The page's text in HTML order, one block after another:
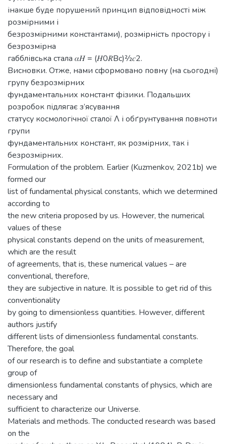
інакше буде порушений принцип відповідності між
розмірними і
безрозмірними константами), розмірність простору і
безрозмірна
габблівська стала 𝛼𝐻 = (𝐻0𝑅Вс)2⁄2𝑐2.
Висновки. Отже, нами сформовано повну (на сьогодні)
групу безрозмірних
фундаментальних констант фізики. Подальших
розробок підлягає з’ясування
статусу космологічної сталої Λ і обґрунтування повноти
групи
фундаментальних констант, як розмірних, так і
безрозмірних.
Formulation of the problem. Earlier (Kuzmenkov, 2021b) we
formed our
list of fundamental physical constants, which we determined
according to
the new criteria proposed by us. However, the numerical
values of these
physical constants depend on the units of measurement,
which are the result
of agreements, that is, these numerical values – are
conventional, therefore,
they are subjective in nature. It is possible to get rid of this
conventionality
by going to dimensionless quantities. However, different
authors justify
different lists of dimensionless fundamental constants.
Therefore, the goal
of our research is to define and substantiate a complete
group of
dimensionless fundamental constants of physics, which are
necessary and
sufficient to characterize our Universe.
Materials and methods. The conducted research was based
on the